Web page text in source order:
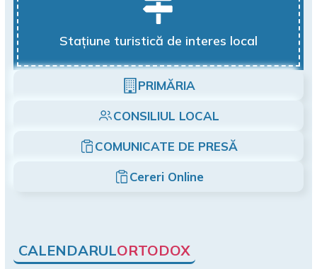
Stațiune turistică de interes local
PRIMĂRIA
CONSILIUL LOCAL
COMUNICATE DE PRESĂ
Cereri Online
CALENDARULORTODOX